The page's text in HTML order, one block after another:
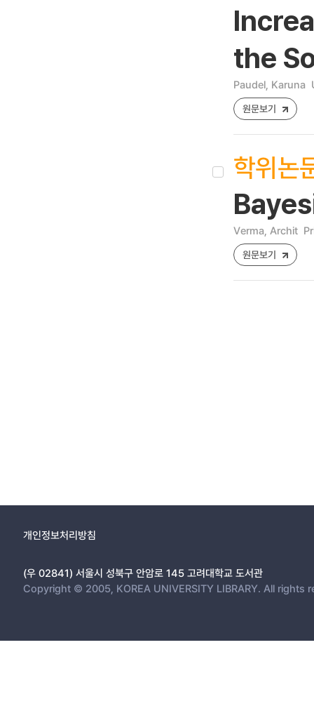
the
Paudel, Karuna
원문보기
학위논
Verma, Archit
원문보기
개인정보처리방침
(우 02841) 서울시 성북구 안암로 145 고려대학교 도서관
Copyright © 2005, KOREA UNIVERSITY LIBRARY. All rights